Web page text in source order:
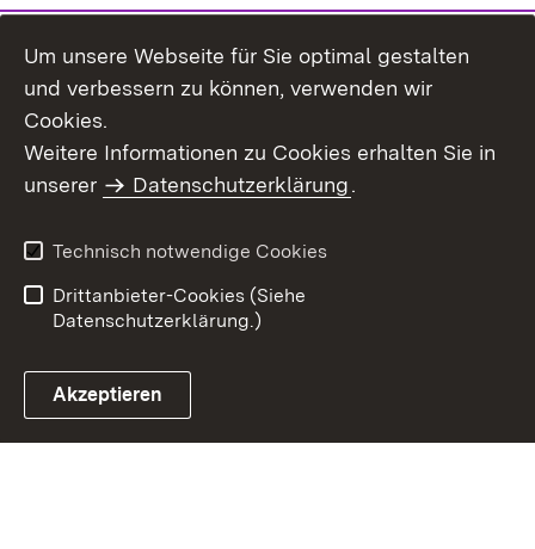
Benutzungshinweise
Erklärung zur
Um unsere Webseite für Sie optimal gestalten
und verbessern zu können, verwenden wir
Cookies.
Weitere Informationen zu Cookies erhalten Sie in
unserer
Datenschutzerklärung.
Technisch notwendige Cookies
Drittanbieter-Cookies (Siehe
Datenschutzerklärung.)
Akzeptieren